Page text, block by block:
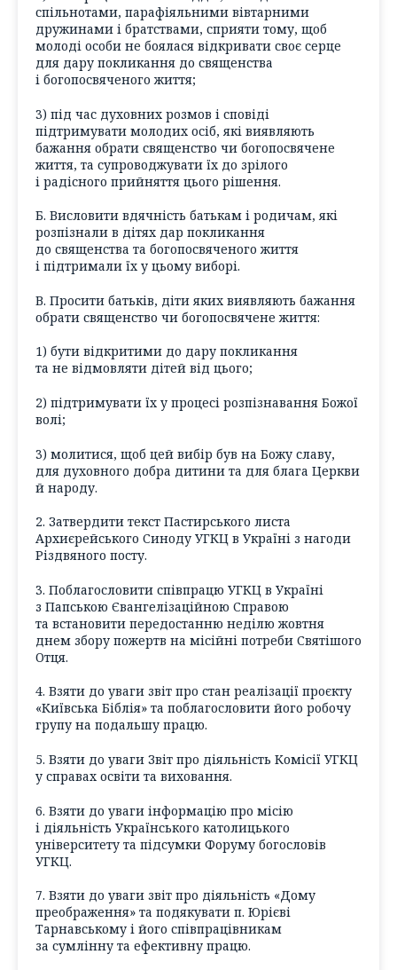
спільнотами, парафіяльними вівтарними
дружинами і братствами, сприяти тому, щоб
молоді особи не боялася відкривати своє серце
для дару покликання до священства
і богопосвяченого життя;
3) під час духовних розмов і сповіді
підтримувати молодих осіб, які виявляють
бажання обрати священство чи богопосвячене
життя, та супроводжувати їх до зрілого
і радісного прийняття цього рішення.
Б. Висловити вдячність батькам і родичам, які
розпізнали в дітях дар покликання
до священства та богопосвяченого життя
і підтримали їх у цьому виборі.
В. Просити батьків, діти яких виявляють бажання
обрати священство чи богопосвячене життя:
1) бути відкритими до дару покликання
та не відмовляти дітей від цього;
2) підтримувати їх у процесі розпізнавання Божої
волі;
3) молитися, щоб цей вибір був на Божу славу,
для духовного добра дитини та для блага Церкви
й народу.
2. Затвердити текст Пастирського листа
Архиєрейського Синоду УГКЦ в Україні з нагоди
Різдвяного посту.
3. Поблагословити співпрацю УГКЦ в Україні
з Папською Євангелізаційною Справою
та встановити передостанню неділю жовтня
днем збору пожертв на місійні потреби Святішого
Отця.
4. Взяти до уваги звіт про стан реалізації проєкту
«Київська Біблія» та поблагословити його робочу
групу на подальшу працю.
5. Взяти до уваги Звіт про діяльність Комісії УГКЦ
у справах освіти та виховання.
6. Взяти до уваги інформацію про місію
і діяльність Українського католицького
університету та підсумки Форуму богословів
УГКЦ.
7. Взяти до уваги звіт про діяльність «Дому
преображення» та подякувати п. Юрієві
Тарнавському і його співпрацівникам
за сумлінну та ефективну працю.